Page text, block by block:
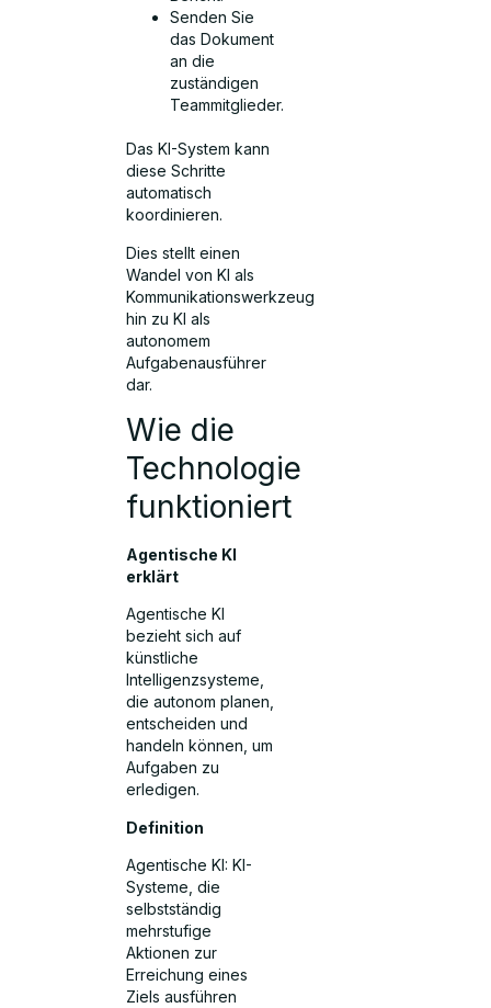
Senden Sie
das Dokument
an die
zuständigen
Teammitglieder.
Das KI-System kann
diese Schritte
automatisch
koordinieren.
Dies stellt einen
Wandel von KI als
Kommunikationswerkzeug
hin zu KI als
autonomem
Aufgabenausführer
dar.
Wie die
Technologie
funktioniert
Agentische KI
erklärt
Agentische KI
bezieht sich auf
künstliche
Intelligenzsysteme,
die autonom planen,
entscheiden und
handeln können, um
Aufgaben zu
erledigen.
Definition
Agentische KI: KI-
Systeme, die
selbstständig
mehrstufige
Aktionen zur
Erreichung eines
Ziels ausführen